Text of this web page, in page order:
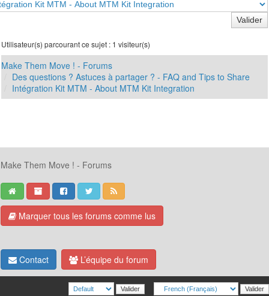
Utilisateur(s) parcourant ce sujet : 1 visiteur(s)
Make Them Move ! - Forums
Des questions ? Astuces à partager ? - FAQ and Tips to Share
Intégration Kit MTM - About MTM Kit Integration
Make Them Move ! - Forums
Marquer tous les forums comme lus
Contact L’équipe du forum